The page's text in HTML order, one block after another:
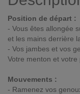
Position de départ :
- Vous êtes allongée
et les mains derrière
- Vos jambes et vos
Votre menton et votre
Mouvements :
- Ramenez vos